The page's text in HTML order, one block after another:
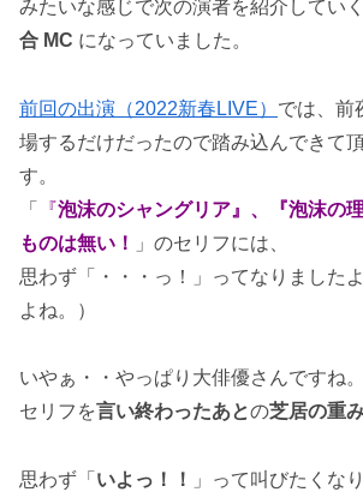
みたいな感じで次の演者を紹介してい
合 MC になっていました。
前回の出演（2022新春LIVE） では、前
場するだけだったので踏み込んできて
す。
「
『泡沫のシャングリア』、『泡沫の
ものは無い！
」のセリフには、
思わず「・・・っ！」ってなりました
よね。）
いやぁ・・やっぱり大俳優さんですね。
セリフを言い終わったあとの芝居の重
思わず「 いよっ！！
」って叫びたくな